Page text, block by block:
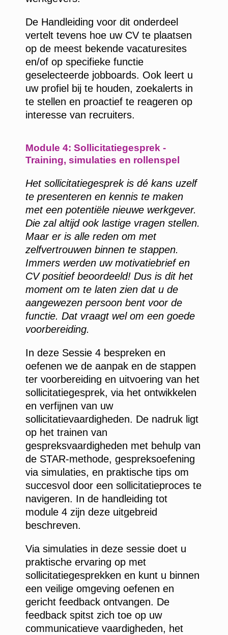
De Handleiding voor dit onderdeel
vertelt tevens hoe uw CV te plaatsen
op de meest bekende vacaturesites
en/of op specifieke functie
geselecteerde jobboards. Ook leert u
uw profiel bij te houden, zoekalerts in
te stellen en proactief te reageren op
interesse van recruiters.
Module 4: Sollicitatiegesprek -
Training, simulaties en rollenspel
Het sollicitatiegesprek is dé kans uzelf
te presenteren en kennis te maken
met een potentiële nieuwe werkgever.
Die zal altijd ook lastige vragen stellen.
Maar er is alle reden om met
zelfvertrouwen binnen te stappen.
Immers werden uw motivatiebrief en
CV positief beoordeeld! Dus is dit het
moment om te laten zien dat u de
aangewezen persoon bent voor de
functie. Dat vraagt wel om een goede
voorbereiding.
In deze Sessie 4 bespreken en
oefenen we de aanpak en de stappen
ter voorbereiding en uitvoering van het
sollicitatiegesprek, via het ontwikkelen
en verfijnen van uw
sollicitatievaardigheden. De nadruk ligt
op het trainen van
gespreksvaardigheden met behulp van
de STAR-methode, gespreksoefening
via simulaties, en praktische tips om
succesvol door een sollicitatieproces te
navigeren. In de handleiding tot
module 4 zijn deze uitgebreid
beschreven.
Via simulaties in deze sessie doet u
praktische ervaring op met
sollicitatiegesprekken en kunt u binnen
een veilige omgeving oefenen en
gericht feedback ontvangen. De
feedback spitst zich toe op uw
communicatieve vaardigheden, het